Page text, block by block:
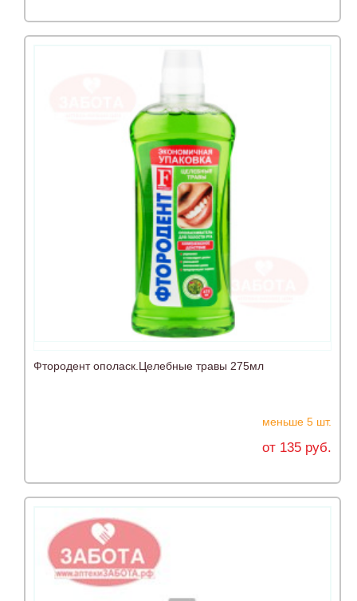
Фтородент ополаск.Целебные травы 275мл
меньше 5 шт.
от 135 руб.